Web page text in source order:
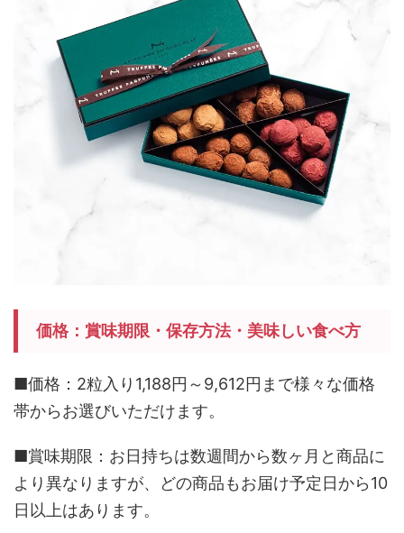
価格：賞味期限・保存方法・美味しい食べ方
■価格：2粒入り1,188円～9,612円まで様々な価格
帯からお選びいただけます。
■賞味期限：お日持ちは数週間から数ヶ月と商品に
より異なりますが、どの商品もお届け予定日から10
日以上はあります。